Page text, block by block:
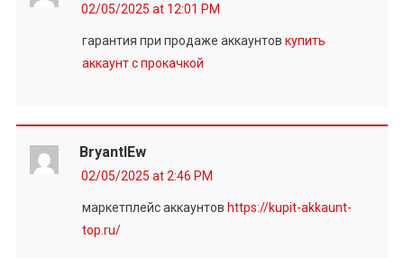
02/05/2025 at 12:01 PM
гарантия при продаже аккаунтов купить
аккаунт с прокачкой
BryantlEw
02/05/2025 at 2:46 PM
маркетплейс аккаунтов https://kupit-akkaunt-
top.ru/